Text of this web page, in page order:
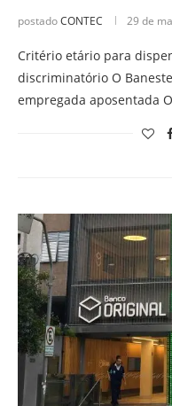
postadoCONTEC 29 de
Critério etário para
discriminatório O
empregada aposentada